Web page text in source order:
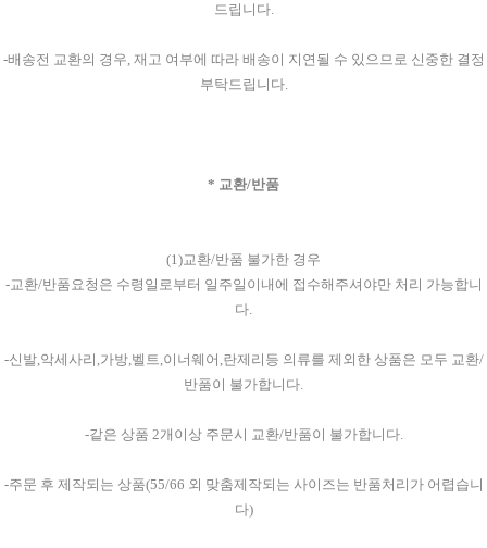
드립니다.
-배송전 교환의 경우, 재고 여부에 따라 배송이 지연될 수 있으므로 신중한 결정
부탁드립니다.
* 교환/반품
(1)교환/반품 불가한 경우
-교환/반품요청은 수령일로부터 일주일이내에 접수해주셔야만 처리 가능합니
다.
-신발,악세사리,가방,벨트,이너웨어,란제리등 의류를 제외한 상품은 모두 교환/
반품이 불가합니다.
-같은 상품 2개이상 주문시 교환/반품이 불가합니다.
-주문 후 제작되는 상품(55/66 외 맞춤제작되는 사이즈는 반품처리가 어렵습니
다)